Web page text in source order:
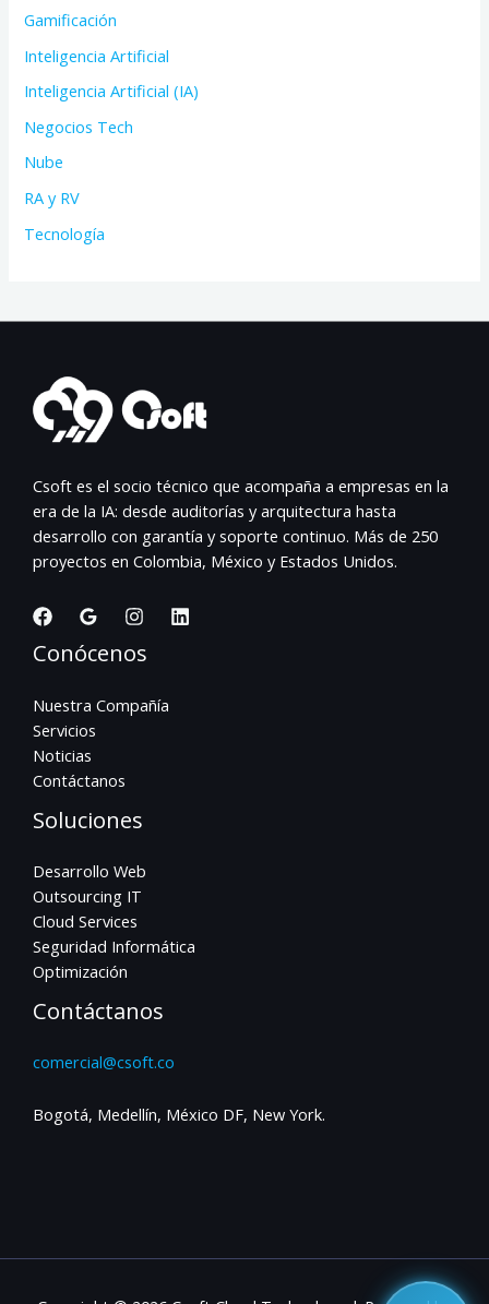
Gamificación
Inteligencia Artificial
Inteligencia Artificial (IA)
Negocios Tech
Nube
RA y RV
Tecnología
Csoft es el socio técnico que acompaña a empresas en la
era de la IA: desde auditorías y arquitectura hasta
desarrollo con garantía y soporte continuo. Más de 250
proyectos en Colombia, México y Estados Unidos.
Conócenos
Nuestra Compañía
Servicios
Noticias
Contáctanos
Soluciones
Desarrollo Web
Outsourcing IT
Cloud Services
Seguridad Informática
Optimización
Contáctanos
comercial@csoft.co
Bogotá, Medellín, México DF, New York.